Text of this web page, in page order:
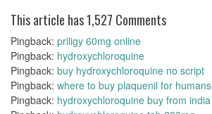
This article has 1,527 Comments
Pingback: priligy 60mg online
Pingback: hydroxychloroquine
Pingback: buy hydroxychloroquine no script
Pingback: where to buy plaquenil for humans
Pingback: hydroxychloroquine buy from india